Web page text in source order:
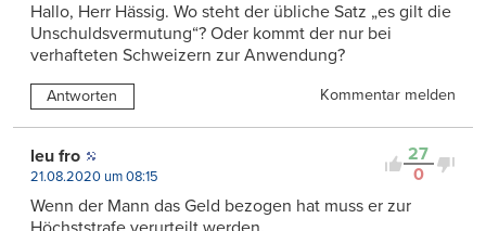
Hallo, Herr Hässig. Wo steht der übliche Satz „es gilt die
Unschuldsvermutung“? Oder kommt der nur bei
verhafteten Schweizern zur Anwendung?
Antworten Kommentar melden
27
0
leu fro
21.08.2020 um 08:15
Wenn der Mann das Geld bezogen hat muss er zur